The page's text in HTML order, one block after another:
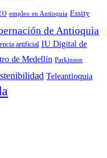
empleo en Antioquia Essity
de Antioquia
artificial IU Digital de
de Medellín Parkinson
Teleantioquia